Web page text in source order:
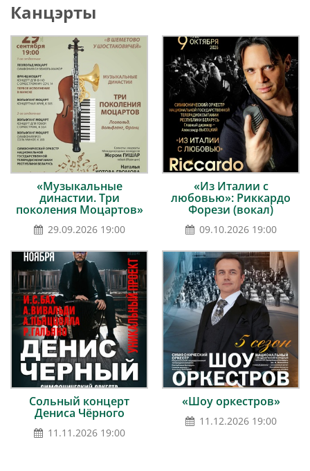
Канцэрты
«Музыкальные
династии. Три
поколения Моцартов»
29.09.2026 19:00
«Из Италии с
любовью»: Риккардо
Форези (вокал)
09.10.2026 19:00
Сольный концерт
Дениса Чёрного
11.11.2026 19:00
«Шоу оркестров»
11.12.2026 19:00